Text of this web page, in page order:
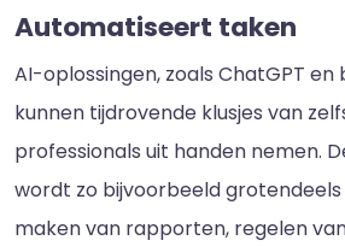
Automatiseert taken
AI-oplossingen, zoals ChatGPT
kunnen tijdrovende klusjes van
professionals uit handen nemen.
wordt zo bijvoorbeeld
maken van rapporten, regelen